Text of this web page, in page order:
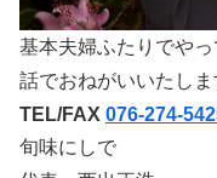
基本夫婦ふたりでや
話でおねがいいたしま
TEL/FAX 076-274-
旬味にしで